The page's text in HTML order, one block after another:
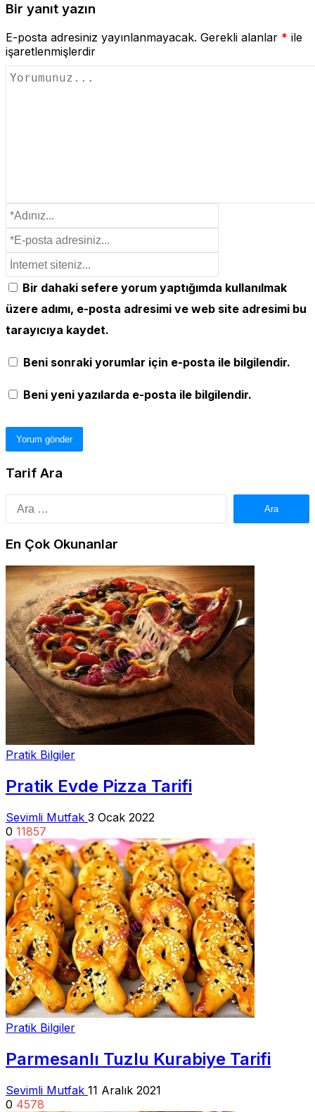
Bir yanıt yazın
E-posta adresiniz yayınlanmayacak. Gerekli alanlar * ile
işaretlenmişlerdir
Bir dahaki sefere yorum yaptığımda kullanılmak
üzere adımı, e-posta adresimi ve web site adresimi bu
tarayıcıya kaydet.
Beni sonraki yorumlar için e-posta ile bilgilendir.
Beni yeni yazılarda e-posta ile bilgilendir.
Tarif Ara
Arama:
En Çok Okunanlar
Pratik Bilgiler
Pratik Evde Pizza Tarifi
Sevimli Mutfak 3 Ocak 2022
0 11857
Pratik Bilgiler
Parmesanlı Tuzlu Kurabiye Tarifi
Sevimli Mutfak 11 Aralık 2021
0 4578